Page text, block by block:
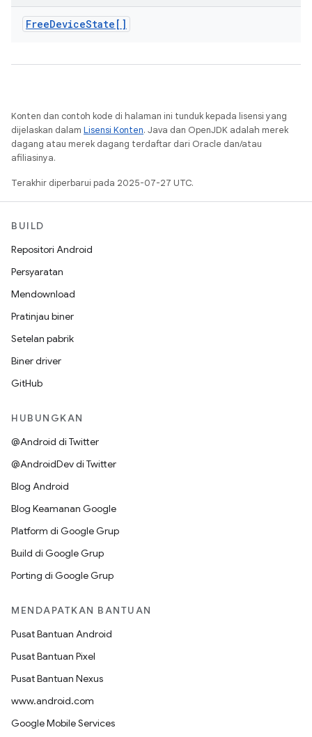
FreeDeviceState[]
Konten dan contoh kode di halaman ini tunduk kepada lisensi yang
dijelaskan dalam Lisensi Konten. Java dan OpenJDK adalah merek
dagang atau merek dagang terdaftar dari Oracle dan/atau
afiliasinya.
Terakhir diperbarui pada 2025-07-27 UTC.
BUILD
Repositori Android
Persyaratan
Mendownload
Pratinjau biner
Setelan pabrik
Biner driver
GitHub
HUBUNGKAN
@Android di Twitter
@AndroidDev di Twitter
Blog Android
Blog Keamanan Google
Platform di Google Grup
Build di Google Grup
Porting di Google Grup
MENDAPATKAN BANTUAN
Pusat Bantuan Android
Pusat Bantuan Pixel
Pusat Bantuan Nexus
www.android.com
Google Mobile Services